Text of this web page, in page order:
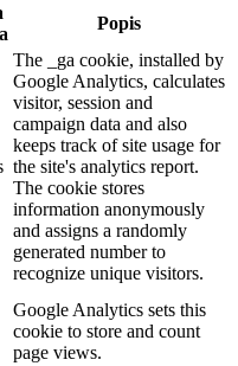
Popis
The _ga cookie, installed by
Google Analytics, calculates
visitor, session and
campaign data and also
keeps track of site usage for
the site's analytics report.
The cookie stores
information anonymously
and assigns a randomly
generated number to
recognize unique visitors.
Google Analytics sets this
cookie to store and count
page views.